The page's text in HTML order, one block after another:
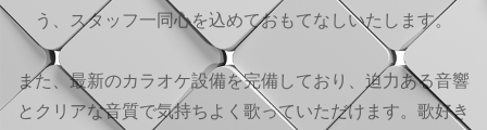
う、スタッフ一同心を込めておもてなしいたします。
また、最新のカラオケ設備を完備しており、迫力ある音響
とクリアな音質で気持ちよく歌っていただけます。歌好き